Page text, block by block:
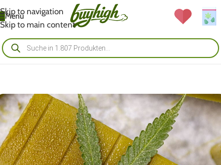
Skip to navigation
Skip to main content
Menü